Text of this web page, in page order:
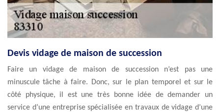
Devis vidage de maison de succession
Faire un vidage de maison de succession n’est pas une
minuscule tâche à faire. Donc, sur le plan temporel et sur le
côté physique, il est une très bonne idée de demander un
service d’une entreprise spécialisée en travaux de vidage d’une